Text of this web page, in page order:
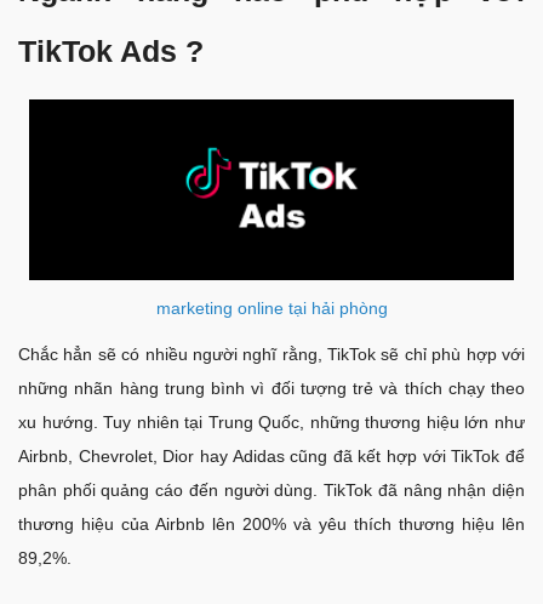
TikTok Ads ?
marketing online tại hải phòng
Chắc hẳn sẽ có nhiều người nghĩ rằng, TikTok sẽ chỉ phù hợp với
những nhãn hàng trung bình vì đối tượng trẻ và thích chạy theo
xu hướng. Tuy nhiên tại Trung Quốc, những thương hiệu lớn như
Airbnb, Chevrolet, Dior hay Adidas cũng đã kết hợp với TikTok để
phân phối quảng cáo đến người dùng. TikTok đã nâng nhận diện
thương hiệu của Airbnb lên 200% và yêu thích thương hiệu lên
89,2%.